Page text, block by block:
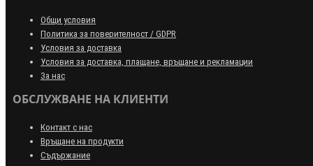
Общи условия
Политика за поверителност / GDPR
Условия за доставка
Условия за доставка, плащане, връщане и рекламации
За нас
ОБСЛУЖВАНЕ НА КЛИЕНТИ
Контакт с нас
Връщане на продукти
Съдържание